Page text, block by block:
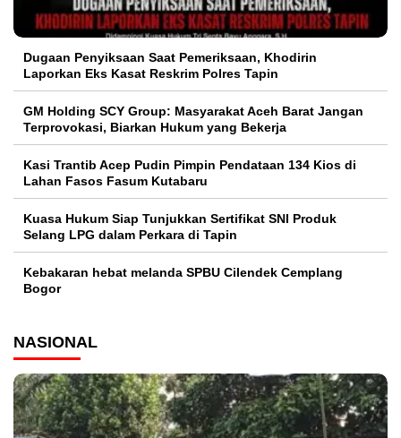
Dugaan Penyiksaan Saat Pemeriksaan, Khodirin
Laporkan Eks Kasat Reskrim Polres Tapin
GM Holding SCY Group: Masyarakat Aceh Barat Jangan
Terprovokasi, Biarkan Hukum yang Bekerja
Kasi Trantib Acep Pudin Pimpin Pendataan 134 Kios di
Lahan Fasos Fasum Kutabaru
Kuasa Hukum Siap Tunjukkan Sertifikat SNI Produk
Selang LPG dalam Perkara di Tapin
Kebakaran hebat melanda SPBU Cilendek Cemplang
Bogor
NASIONAL